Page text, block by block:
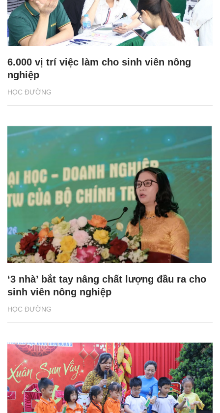
HỌC ĐƯỜNG
6.000 vị trí việc làm cho sinh viên nông
nghiệp
HỌC ĐƯỜNG
‘3 nhà’ bắt tay nâng chất lượng đầu ra cho
sinh viên nông nghiệp